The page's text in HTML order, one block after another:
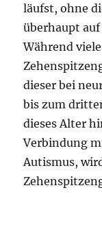
läufst, ohne
überhaupt
Während
dieser bei
bis zum
dieses Alter
Verbindung
Autismus,